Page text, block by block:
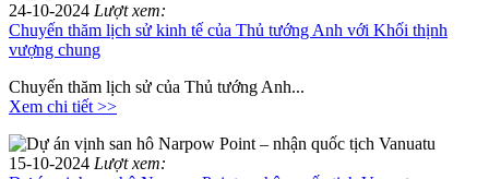
24-10-2024 Lượt xem:
Chuyến thăm lịch sử kinh tế của Thủ tướng Anh với Khối thịnh
vượng chung
Chuyến thăm lịch sử của Thủ tướng Anh...
Xem chi tiết >>
15-10-2024 Lượt xem: